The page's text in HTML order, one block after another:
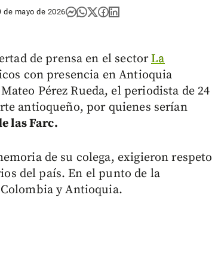
de mayo de 2026
de prensa en el sectorLa
con presencia en Antioquia
Pérez Rueda, el periodista de 24
antioqueño, por quienes serían
las Farc.
de su colega, exigieron respeto
del país. En el punto de la
y Antioquia.